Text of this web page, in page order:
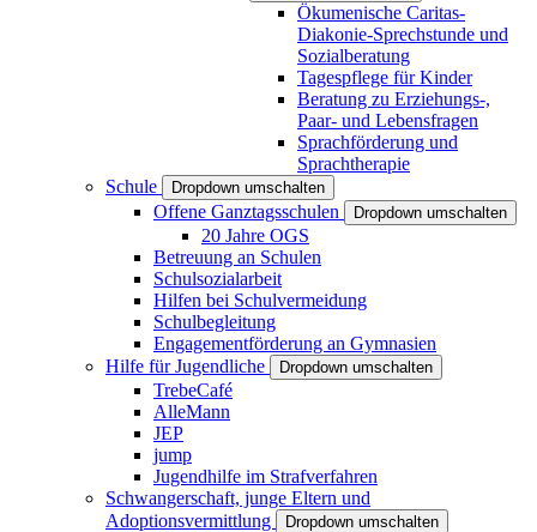
Ökumenische Caritas-
Diakonie-Sprechstunde und
Sozialberatung
Tagespflege für Kinder
Beratung zu Erziehungs-,
Paar- und Lebensfragen
Sprachförderung und
Sprachtherapie
Schule
Dropdown umschalten
Offene Ganztagsschulen Dropdown umschalten
20 Jahre OGS
Betreuung an Schulen
Schulsozialarbeit
Hilfen bei Schulvermeidung
Schulbegleitung
Engagementförderung an Gymnasien
Hilfe für Jugendliche
Dropdown umschalten
TrebeCafé
AlleMann
JEP
jump
Jugendhilfe im Strafverfahren
Schwangerschaft, junge Eltern und
Adoptionsvermittlung
Dropdown umschalten